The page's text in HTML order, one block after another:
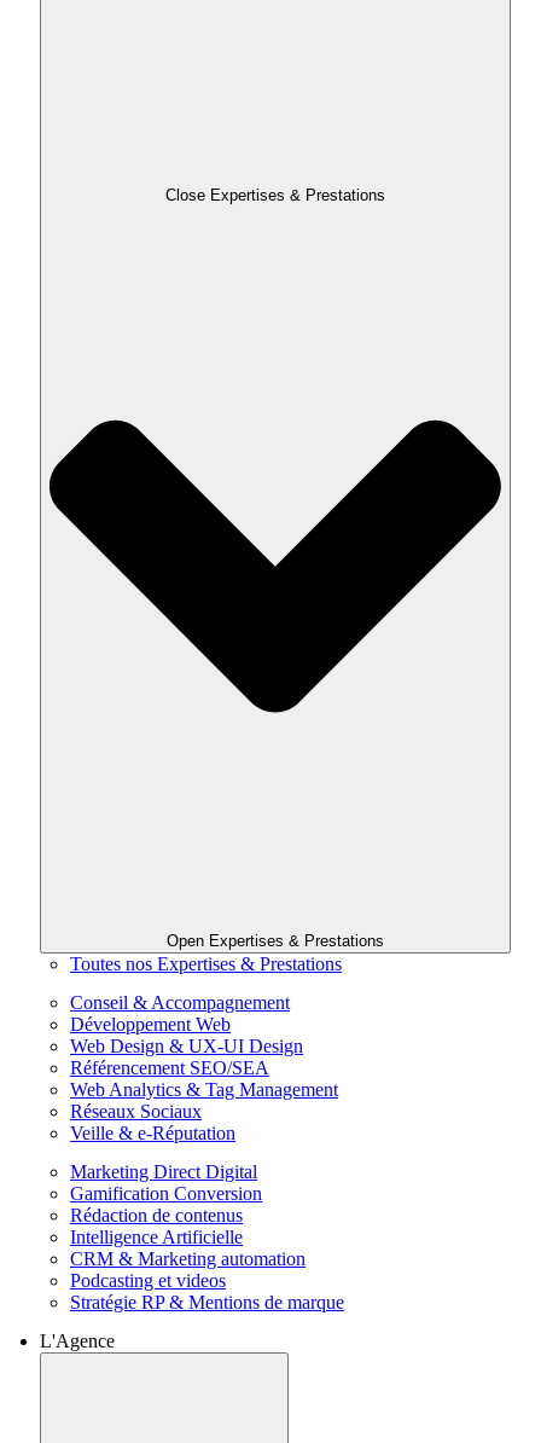
Close Expertises & Prestations
Open Expertises & Prestations
Toutes nos Expertises & Prestations
Conseil & Accompagnement
Développement Web
Web Design & UX-UI Design
Référencement SEO/SEA
Web Analytics & Tag Management
Réseaux Sociaux
Veille & e-Réputation
Marketing Direct Digital
Gamification Conversion
Rédaction de contenus
Intelligence Artificielle
CRM & Marketing automation
Podcasting et videos
Stratégie RP & Mentions de marque
L'Agence